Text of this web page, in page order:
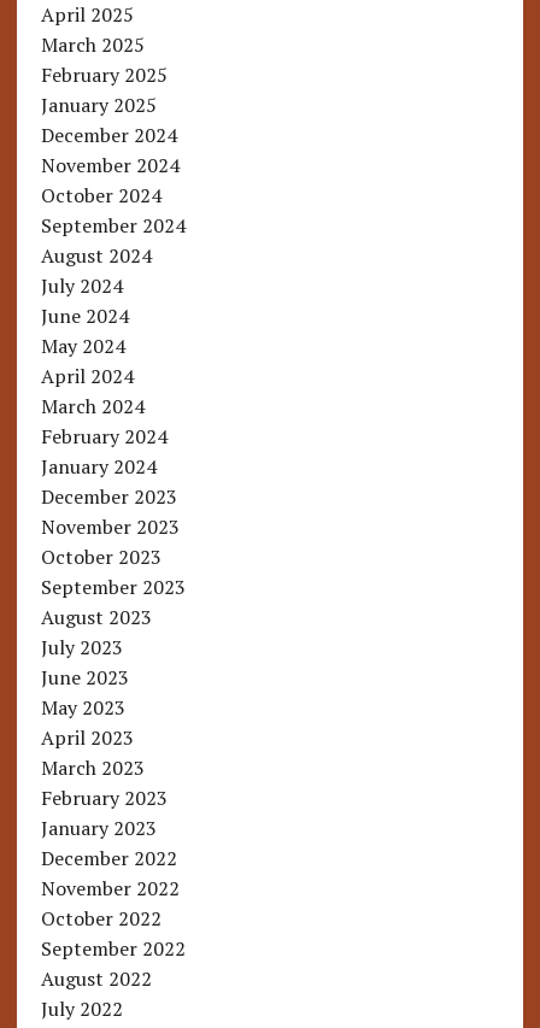
April 2025
March 2025
February 2025
January 2025
December 2024
November 2024
October 2024
September 2024
August 2024
July 2024
June 2024
May 2024
April 2024
March 2024
February 2024
January 2024
December 2023
November 2023
October 2023
September 2023
August 2023
July 2023
June 2023
May 2023
April 2023
March 2023
February 2023
January 2023
December 2022
November 2022
October 2022
September 2022
August 2022
July 2022